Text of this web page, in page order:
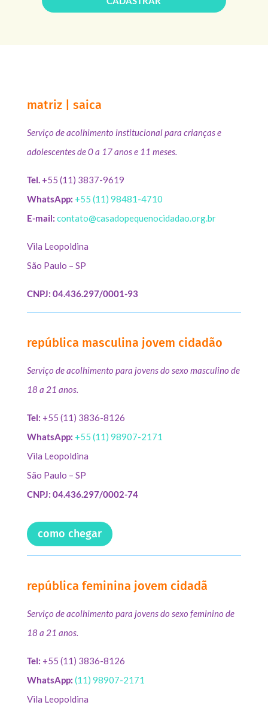
matriz | saica
Serviço de acolhimento institucional para crianças e
adolescentes de 0 a 17 anos e 11 meses.
Tel.+55 (11) 3837-9619
WhatsApp: +55 (11) 98481-4710
E-mail: contato@casadopequenocidadao.org.br
Vila Leopoldina
São Paulo – SP
CNPJ: 04.436.297/0001-93
república masculina jovem cidadão
Serviço de acolhimento para jovens do sexo masculino de
18 a 21 anos.
Tel: +55 (11) 3836-8126
WhatsApp: +55 (11) 98907-2171
Vila Leopoldina
São Paulo – SP
CNPJ: 04.436.297/0002-74
como chegar
república feminina jovem cidadã
Serviço de acolhimento para jovens do sexo feminino de
18 a 21 anos.
Tel: +55 (11) 3836-8126
WhatsApp: (11) 98907-2171
Vila Leopoldina